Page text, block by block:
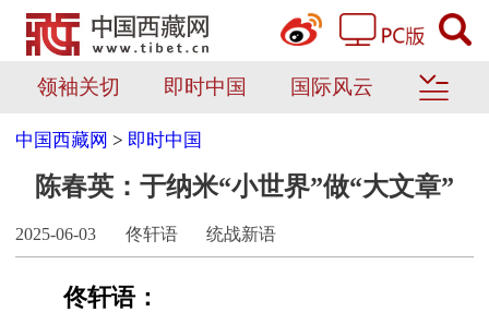
领袖关切 即时中国 国际风云
中国西藏网 > 即时中国
陈春英：于纳米“小世界”做“大文章”
2025-06-03 佟轩语 统战新语
佟轩语：